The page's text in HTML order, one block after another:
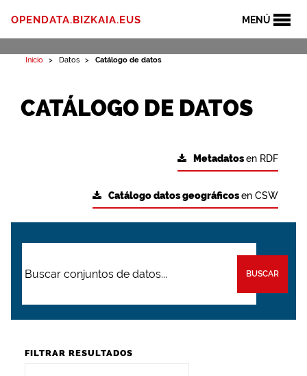
MENÚ
OPENDATA.BIZKAIA.EUS
Inicio Datos Catálogo de datos
CATÁLOGO DE DATOS
Metadatosen RDF
Catálogo datos geográficosen CSW
BUSCAR
FILTRAR RESULTADOS